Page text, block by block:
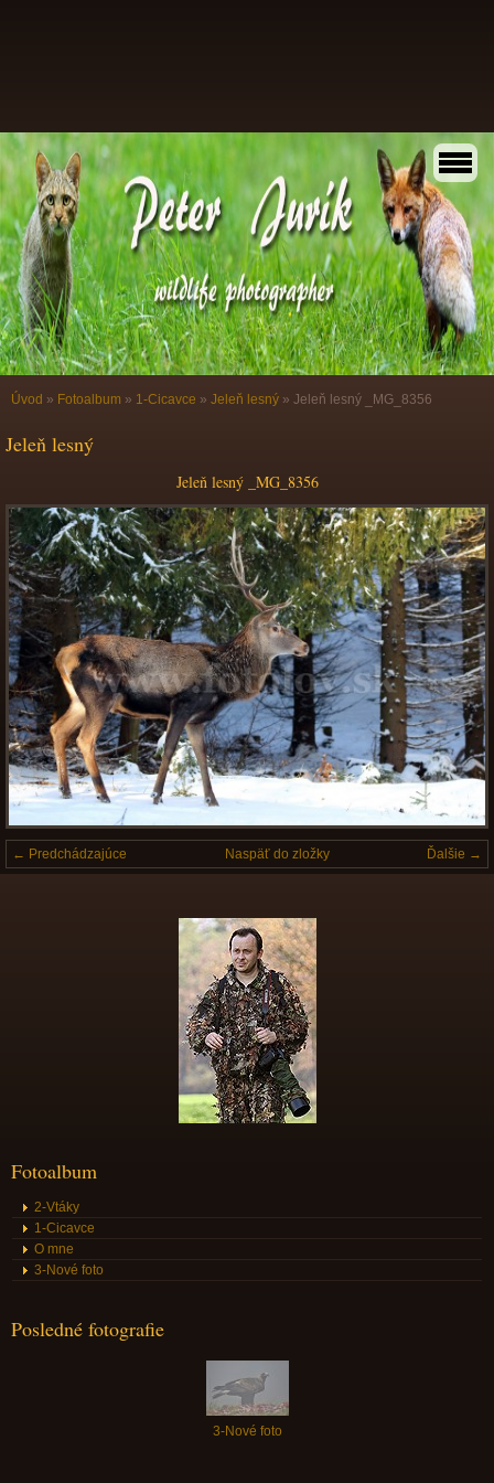
Úvod » Fotoalbum » 1-Cicavce » Jeleň lesný » Jeleň lesný _MG_8356
Jeleň lesný
Jeleň lesný _MG_8356
← Predchádzajúce Ďalšie →
Naspäť do zložky
Fotoalbum
2-Vtáky
1-Cicavce
O mne
3-Nové foto
Posledné fotografie
3-Nové foto